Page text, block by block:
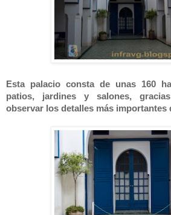
Esta palacio consta de unas 160
patios, jardines y salones,
observar los detalles más importantes